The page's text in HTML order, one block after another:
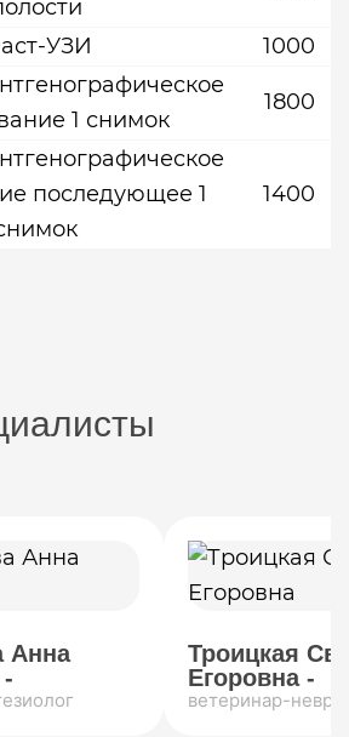
УЗИ
1000
1 снимок
1800
последующее 1
1400
Анна
Троицкая
Егоровна -
ветеринар-